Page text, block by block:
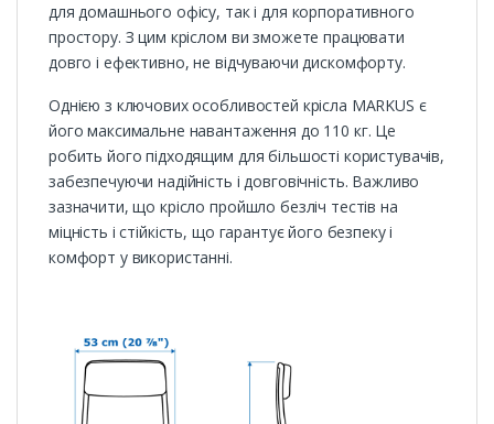
для домашнього офісу, так і для корпоративного
простору. З цим кріслом ви зможете працювати
довго і ефективно, не відчуваючи дискомфорту.
Однією з ключових особливостей крісла MARKUS є
його максимальне навантаження до 110 кг. Це
робить його підходящим для більшості користувачів,
забезпечуючи надійність і довговічність. Важливо
зазначити, що крісло пройшло безліч тестів на
міцність і стійкість, що гарантує його безпеку і
комфорт у використанні.